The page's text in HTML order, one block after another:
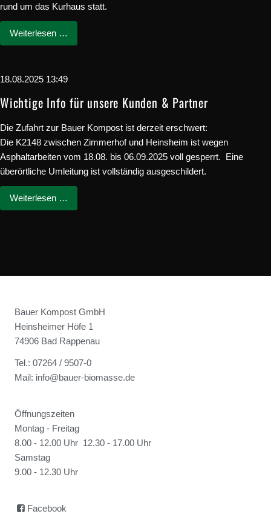
rund um das Kurhaus statt.
Weiterlesen …
18.08.2025 13:49
Wichtige Info für unsere Kunden & Partner
Die Zufahrt zur Bauer Kompost ist derzeit erschwert:
Die K2148 zwischen Zimmerhof und Heinsheim ist wegen
Asphaltarbeiten vom 18.08. bis 06.09.2025 voll gesperrt. Eine
überörtliche Umleitung ist vollständig ausgeschildert.
Weiterlesen …
Bauer Kompost GmbH
Heinsheimer Höfe 1
74906 Bad Rappenau
Tel.: 07264 / 9507-0
Mail: info@bauer-biomasse.de
Öffnungszeiten
Montag - Freitag
8.00 - 12.00 Uhr 12.30 - 17.00 Uhr
Samstag
9.00 - 12.30 Uhr
Facebook